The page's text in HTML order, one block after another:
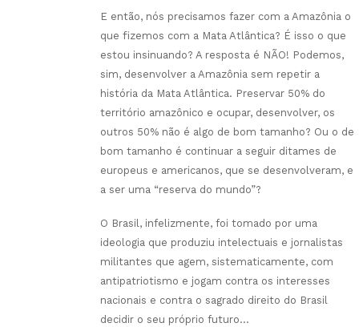
E então, nós precisamos fazer com a Amazônia o
que fizemos com a Mata Atlântica? É isso o que
estou insinuando? A resposta é NÃO! Podemos,
sim, desenvolver a Amazônia sem repetir a
história da Mata Atlântica. Preservar 50% do
território amazônico e ocupar, desenvolver, os
outros 50% não é algo de bom tamanho? Ou o de
bom tamanho é continuar a seguir ditames de
europeus e americanos, que se desenvolveram, e
a ser uma “reserva do mundo”?
O Brasil, infelizmente, foi tomado por uma
ideologia que produziu intelectuais e jornalistas
militantes que agem, sistematicamente, com
antipatriotismo e jogam contra os interesses
nacionais e contra o sagrado direito do Brasil
decidir o seu próprio futuro…